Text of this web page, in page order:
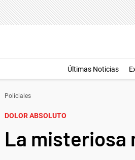
Últimas Noticias
Policiales
DOLOR ABSOLUTO
La misteriosa